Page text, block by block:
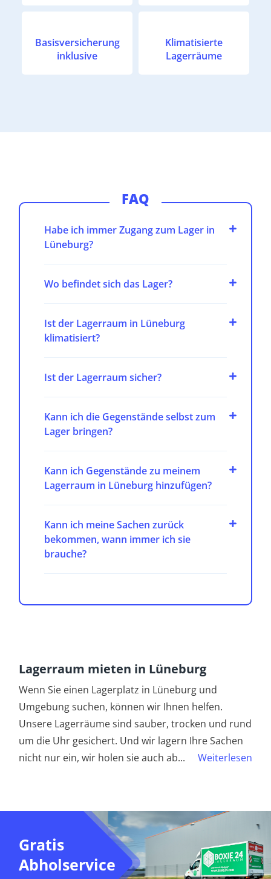
Basisversicherung
inklusive
Klimatisierte
Lagerräume
FAQ
Habe ich immer Zugang zum Lager in
Lüneburg?
Wo befindet sich das Lager?
Ist der Lagerraum in Lüneburg
klimatisiert?
Ist der Lagerraum sicher?
Kann ich die Gegenstände selbst zum
Lager bringen?
Kann ich Gegenstände zu meinem
Lagerraum in Lüneburg hinzufügen?
Kann ich meine Sachen zurück
bekommen, wann immer ich sie
brauche?
Lagerraum mieten in Lüneburg
Wenn Sie einen Lagerplatz in Lüneburg und
Umgebung suchen, können wir Ihnen helfen.
Unsere Lagerräume sind sauber, trocken und rund
um die Uhr gesichert. Und wir lagern Ihre Sachen
nicht nur ein, wir holen sie auch ab... Weiterlesen
Gratis
Abholservice